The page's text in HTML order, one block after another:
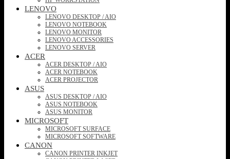
LENOVO
LENOVO DESKTOP / AIO
LENOVO NOTEBOOK
LENOVO MONITOR
LENOVO ACCESSORIES
LENOVO SERVER
ACER
ACER DESKTOP / AIO
ACER NOTEBOOK
ACER PROJECTOR
ASUS
ASUS DESKTOP / AIO
ASUS NOTEBOOK
ASUS MONITOR
MICROSOFT
MICROSOFT SURFACE
MICROSOFT SOFTWARE
CANON
CANON PRINTER INKJET